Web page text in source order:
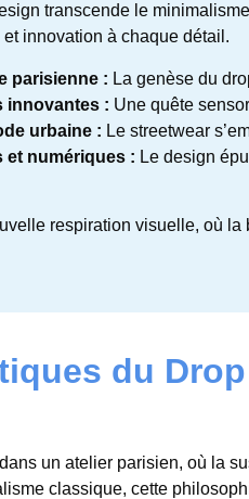
transcende le
innovation à chaque détail.
parisienne : La genèse du
innovantes : Une quête
urbaine : Le streetwear
et numériques : Le design
respiration visuelle, où
du
un atelier parisien, où la
classique, cette